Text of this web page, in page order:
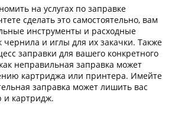
на услугах по заправке
сделать это самостоятельно, вам
инструменты и расходные
чернила и иглы для их закачки. Также
заправки для вашего конкретного
неправильная заправка может
картриджа или принтера. Имейте
заправка может лишить вас
и картридж.